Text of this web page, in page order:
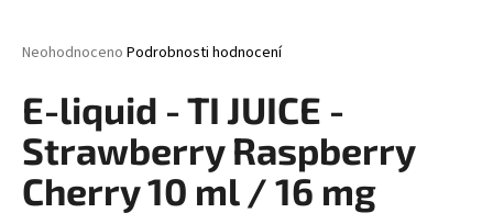
Průměrné
produktu
je
0,0
z
5
hvězdiček.
Neohodnoceno Podrobnosti hodnocení
E-liquid - TI JUICE -
Strawberry Raspberry
Cherry 10 ml / 16 mg
j
t
?